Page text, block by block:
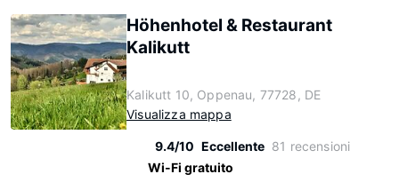
Höhenhotel & Restaurant
Kalikutt
Kalikutt 10, Oppenau, 77728, DE
Visualizza mappa
9.4/10 Eccellente 81 recensioni
Wi-Fi gratuito